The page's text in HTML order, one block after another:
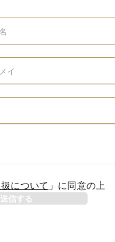
について 」 に同意の上
信する